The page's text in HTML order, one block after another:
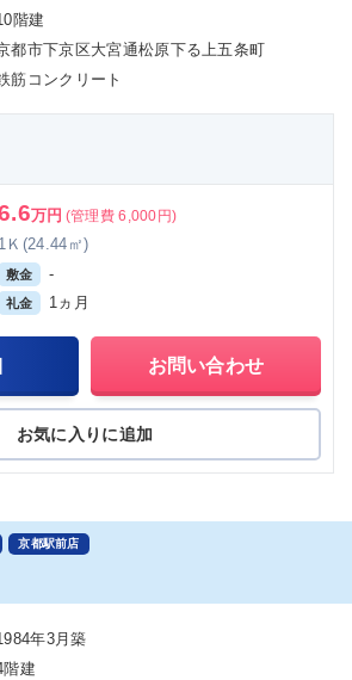
階建
都市下京区大宮通松原下る上五条町
筋コンクリート
万円 (管理費 6,000円)
1Ｋ(24.44㎡)
敷金 -
礼金 1ヵ月
お問い合わせ
お気に入りに追加
京都駅前店
年3月築
階建